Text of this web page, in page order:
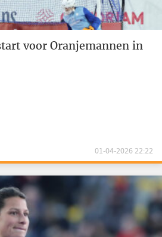
voor Oranjemannen in
01-04-2026 22:22